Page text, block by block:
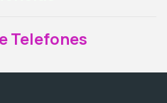
Telefones